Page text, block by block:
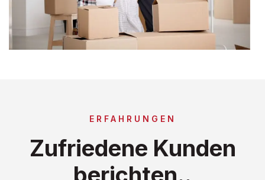
ERFAHRUNGEN
Zufriedene Kunden